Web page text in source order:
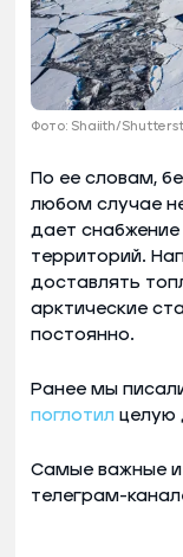
Фото: Shaiith/
По ее словам,
любом случае
дает снабжение
территорий.
доставлять
арктические
постоянно.
Ранее мы
поглотил целую
Самые важные
телеграм-